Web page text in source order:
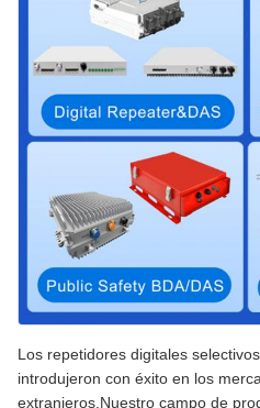
Los repetidores digitales
introdujeron con éxito en los
extranjeros.Nuestro campo de